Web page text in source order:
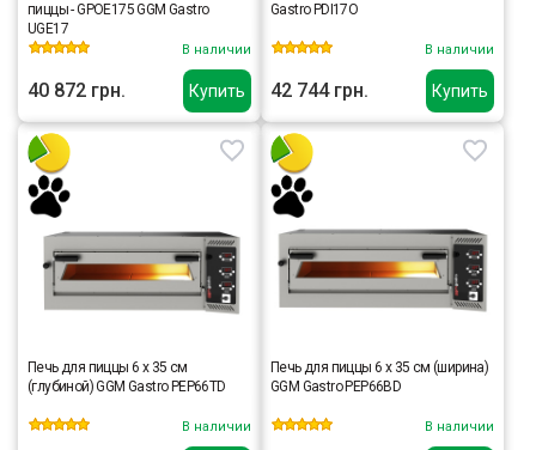
Купить
пиццы - GPOE175 GGM Gastro
UGE17
В наличии
40 872 грн. Купить
Gastro PDI17O
В наличии
42 744 грн.
Печь для пиццы 6 x 35 см
(глубиной) GGM Gastro PEP66TD
В наличии
Печь для пиццы 6 x 35 см (ширина)
GGM Gastro PEP66BD
В наличии